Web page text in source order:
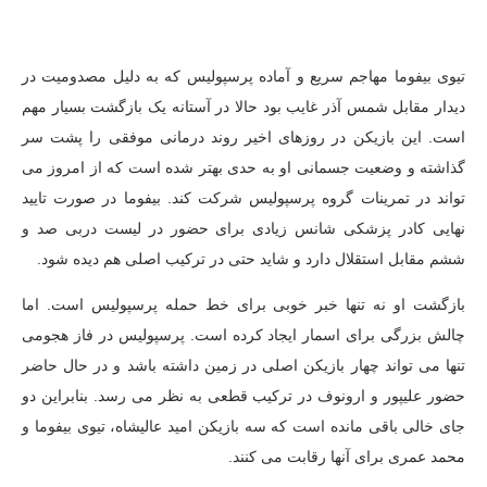
تیوی بیفوما مهاجم سریع و آماده پرسپولیس که به دلیل مصدومیت در
دیدار مقابل شمس آذر غایب بود حالا در آستانه یک بازگشت بسیار مهم
است. این بازیکن در روزهای اخیر روند درمانی موفقی را پشت سر
گذاشته و وضعیت جسمانی او به حدی بهتر شده است که از امروز می
تواند در تمرینات گروه پرسپولیس شرکت کند. بیفوما در صورت تایید
نهایی کادر پزشکی شانس زیادی برای حضور در لیست دربی صد و
ششم مقابل استقلال دارد و شاید حتی در ترکیب اصلی هم دیده شود.
بازگشت او نه تنها خبر خوبی برای خط حمله پرسپولیس است. اما
چالش بزرگی برای اسمار ایجاد کرده است. پرسپولیس در فاز هجومی
تنها می تواند چهار بازیکن اصلی در زمین داشته باشد و در حال حاضر
حضور علیپور و ارونوف در ترکیب قطعی به نظر می رسد. بنابراین دو
جای خالی باقی مانده است که سه بازیکن امید عالیشاه، تیوی بیفوما و
محمد عمری برای آنها رقابت می کنند.